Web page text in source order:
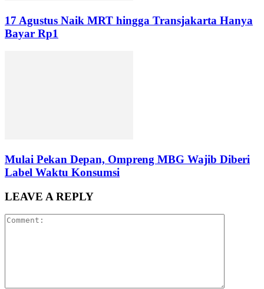
17 Agustus Naik MRT hingga Transjakarta Hanya
Bayar Rp1
Mulai Pekan Depan, Ompreng MBG Wajib Diberi
Label Waktu Konsumsi
LEAVE A REPLY